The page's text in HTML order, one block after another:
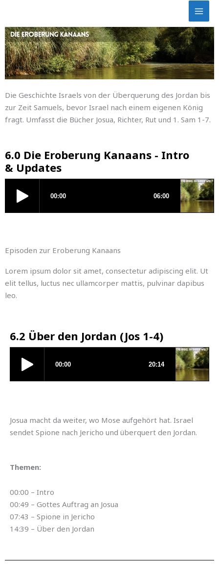
content
Die Geschichte Israels von der Überquerung des Jordan bis
zur Zeit Samuels, bevor Israel nach einem eigenen König
fragt. Umfasst die Bücher Josua, Richter, Rut und 1. Sam 1-7.
6.0 Die Eroberung Kanaans - Intro
& Updates
Episoden zur Eroberung Kanaans
Lorem ipsum dolor sit amet, consectetur adipiscing elit. Ut
elit tellus, luctus nec ullamcorper mattis, pulvinar dapibus
leo.
6.2 Über den Jordan (Jos 1-4)
Josua macht da weiter, wo Mose aufgehört hat. Israel
sendet Spione nach Jericho und überquert den Jordan.
Themen:
00:00 – Intro
00:49 – Gottes Auftrag an Josua
07:43 – Spione in Jericho
14:39 – Über den Jordan